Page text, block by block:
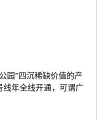
园”四沉稀缺价值的产
年全线开通，可谓广